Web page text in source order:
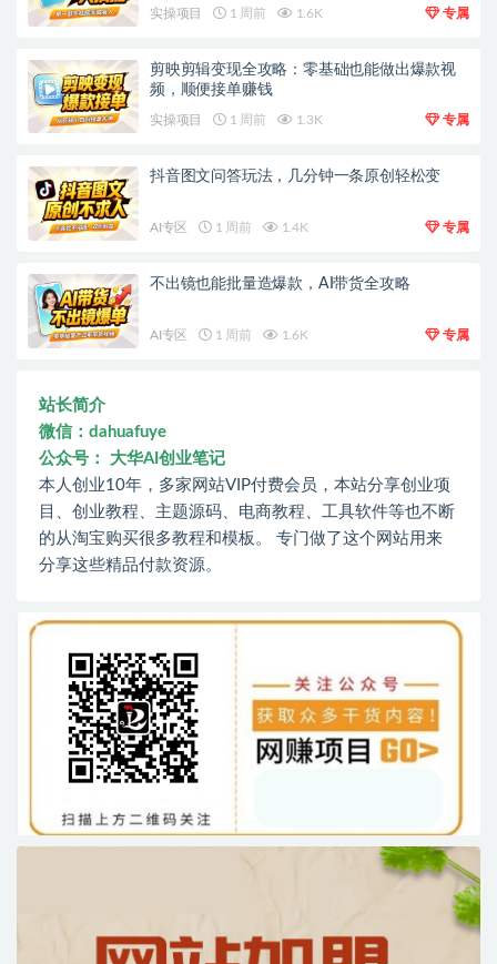
实操项目 1 周前 1.6K 专属
剪映剪辑变现全攻略：零基础也能做出爆款视
频，顺便接单赚钱
实操项目 1 周前 1.3K 专属
抖音图文问答玩法，几分钟一条原创轻松变
AI专区 1 周前 1.4K 专属
不出镜也能批量造爆款，AI带货全攻略
AI专区 1 周前 1.6K 专属
站长简介
微信：dahuafuye
公众号： 大华AI创业笔记
本人创业10年，多家网站VIP付费会员，本站分享创业项
目、创业教程、主题源码、电商教程、工具软件等也不断
的从淘宝购买很多教程和模板。 专门做了这个网站用来
分享这些精品付款资源。